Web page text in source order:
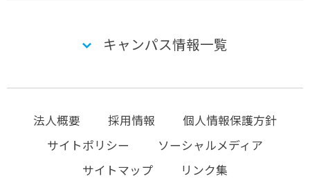
キャンパス情報一覧
法人概要 採用情報
個人情報保護方針
サイトポリシー
ソーシャルメディア
サイトマップ
リンク集